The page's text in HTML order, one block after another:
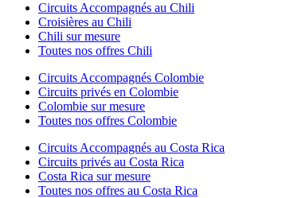
Circuits Accompagnés au Chili
Croisières au Chili
Chili sur mesure
Toutes nos offres Chili
Circuits Accompagnés Colombie
Circuits privés en Colombie
Colombie sur mesure
Toutes nos offres Colombie
Circuits Accompagnés au Costa Rica
Circuits privés au Costa Rica
Costa Rica sur mesure
Toutes nos offres au Costa Rica